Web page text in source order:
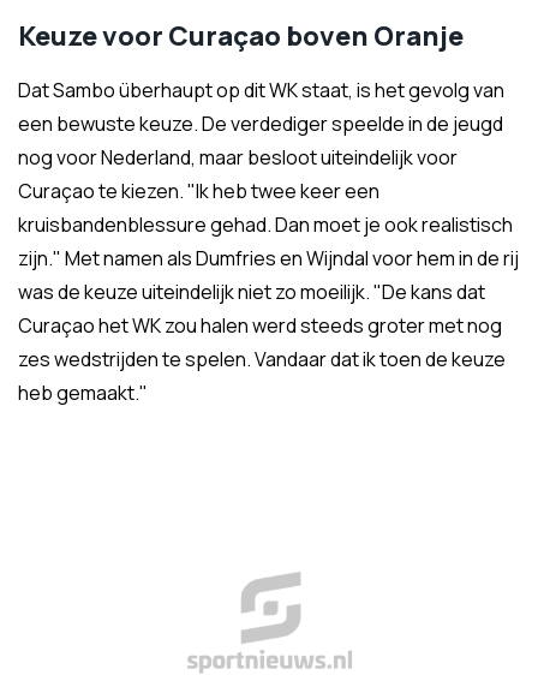
Keuze voor Curaçao boven Oranje
Dat Sambo überhaupt op dit WK staat, is het gevolg van
een bewuste keuze. De verdediger speelde in de jeugd
nog voor Nederland, maar besloot uiteindelijk voor
Curaçao te kiezen. "Ik heb twee keer een
kruisbandenblessure gehad. Dan moet je ook realistisch
zijn." Met namen als Dumfries en Wijndal voor hem in de rij
was de keuze uiteindelijk niet zo moeilijk. "De kans dat
Curaçao het WK zou halen werd steeds groter met nog
zes wedstrijden te spelen. Vandaar dat ik toen de keuze
heb gemaakt."